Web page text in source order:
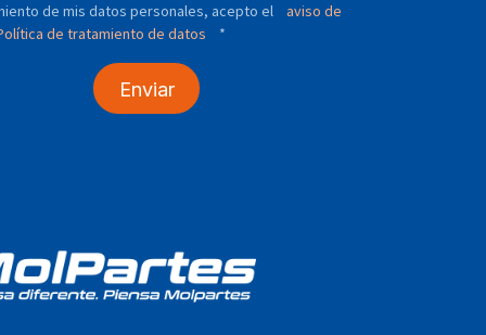
de mis datos personales, acepto el
aviso de
de tratamiento de datos *
Enviar